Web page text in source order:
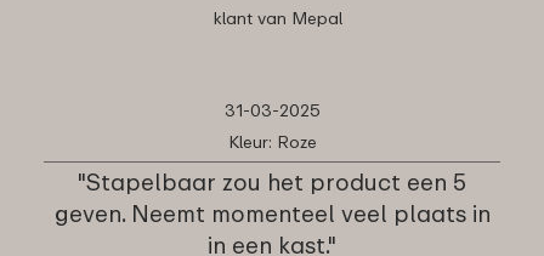
klant van Mepal
31-03-2025
Kleur: Roze
"Stapelbaar zou het product een 5
geven. Neemt momenteel veel plaats in
in een kast."